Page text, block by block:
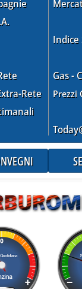
SHELL . E I
Rete
Indice
Gas -
Prezzi